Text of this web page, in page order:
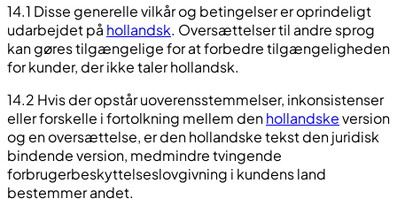
14.1 Disse generelle vilkår og betingelser er oprindeligt
udarbejdet på hollandsk. Oversættelser til andre sprog
kan gøres tilgængelige for at forbedre tilgængeligheden
for kunder, der ikke taler hollandsk.
14.2 Hvis der opstår uoverensstemmelser, inkonsistenser
eller forskelle i fortolkning mellem denhollandskeversion
og en oversættelse, er den hollandske tekst den juridisk
bindende version, medmindre tvingende
forbrugerbeskyttelseslovgivning i kundens land
bestemmer andet.